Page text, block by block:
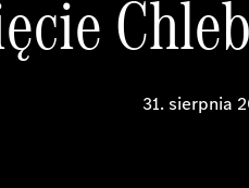
31. sierpnia